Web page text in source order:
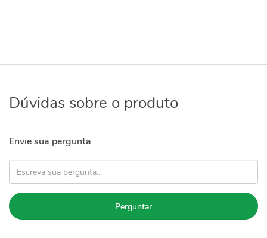
Dúvidas sobre o produto
Envie sua pergunta
Perguntar